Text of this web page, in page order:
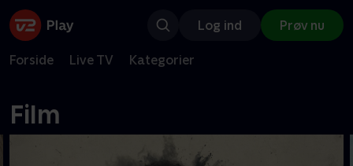
Log ind Prøv nu
Forside Live TV Kategorier
Film